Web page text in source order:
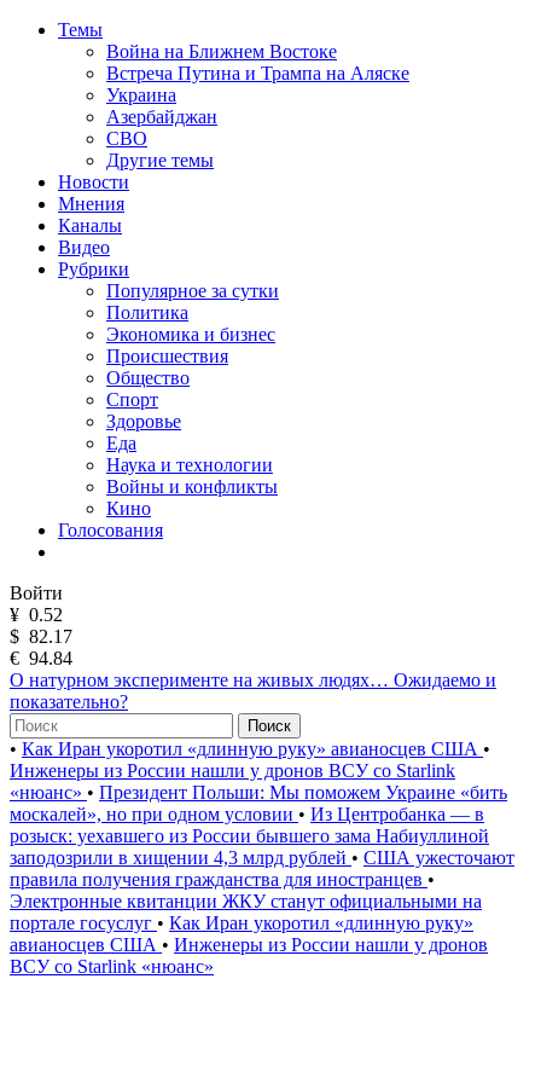
Темы
Война на Ближнем Востоке
Встреча Путина и Трампа на Аляске
Украина
Азербайджан
СВО
Другие темы
Новости
Мнения
Каналы
Видео
Рубрики
Популярное за сутки
Политика
Экономика и бизнес
Происшествия
Общество
Спорт
Здоровье
Еда
Наука и технологии
Войны и конфликты
Кино
Голосования
Войти
¥ 0.52
$ 82.17
€ 94.84
О натурном эксперименте на живых людях… Ожидаемо и
показательно?
Поиск
• Как Иран укоротил «длинную руку» авианосцев США •
Инженеры из России нашли у дронов ВСУ со Starlink
«нюанс» • Президент Польши: Мы поможем Украине «бить
москалей», но при одном условии • Из Центробанка — в
розыск: уехавшего из России бывшего зама Набиуллиной
заподозрили в хищении 4,3 млрд рублей • США ужесточают
правила получения гражданства для иностранцев •
Электронные квитанции ЖКУ станут официальными на
портале госуслуг • Как Иран укоротил «длинную руку»
авианосцев США • Инженеры из России нашли у дронов
ВСУ со Starlink «нюанс»